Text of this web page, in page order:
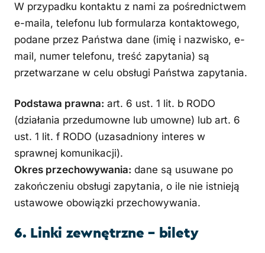
W przypadku kontaktu z nami za pośrednictwem
e-maila, telefonu lub formularza kontaktowego,
podane przez Państwa dane (imię i nazwisko, e-
mail, numer telefonu, treść zapytania) są
przetwarzane w celu obsługi Państwa zapytania.
Podstawa prawna: art. 6 ust. 1 lit. b RODO
(działania przedumowne lub umowne) lub art. 6
ust. 1 lit. f RODO (uzasadniony interes w
sprawnej komunikacji).
Okres przechowywania: dane są usuwane po
zakończeniu obsługi zapytania, o ile nie istnieją
ustawowe obowiązki przechowywania.
6. Linki zewnętrzne – bilety